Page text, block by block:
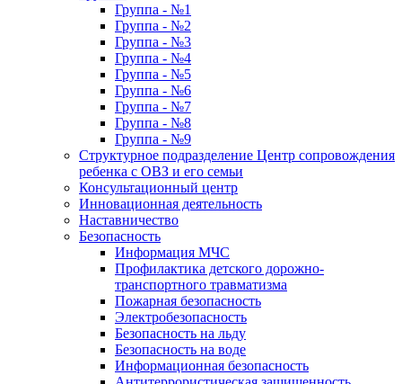
Группа - №1
Группа - №2
Группа - №3
Группа - №4
Группа - №5
Группа - №6
Группа - №7
Группа - №8
Группа - №9
Структурное подразделение Центр сопровождения
ребенка с ОВЗ и его семьи
Консультационный центр
Инновационная деятельность
Наставничество
Безопасность
Информация МЧС
Профилактика детского дорожно-
транспортного травматизма
Пожарная безопасность
Электробезопасность
Безопасность на льду
Безопасность на воде
Информационная безопасность